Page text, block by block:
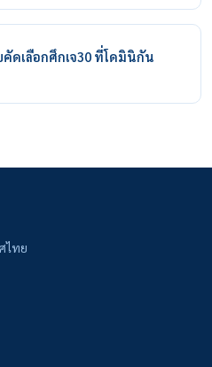
ดเลือกศึกเจ30 ที่โดมินิกัน
ไทย